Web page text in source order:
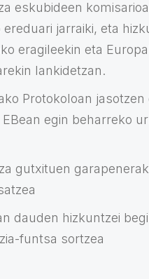
eskubideen
ereduari jarraiki, eta
eragileekin eta
lankidetzan.
Protokoloan
egin beharreko
gutxituen
dauden hizkuntzei
funtsa sortzea